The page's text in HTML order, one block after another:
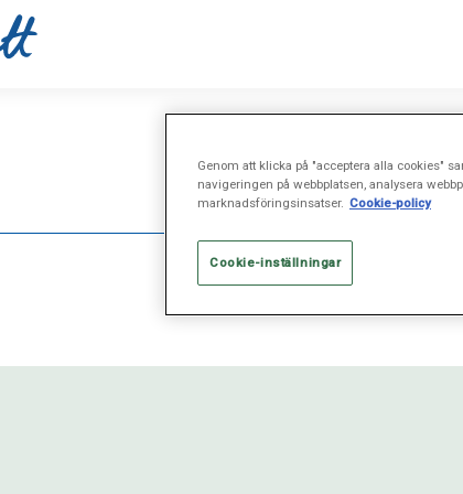
Genom att klicka på "acceptera alla cookies"
navigeringen på webbplatsen, analysera
marknadsföringsinsatser. Cookie-policy
Cookie-inställningar